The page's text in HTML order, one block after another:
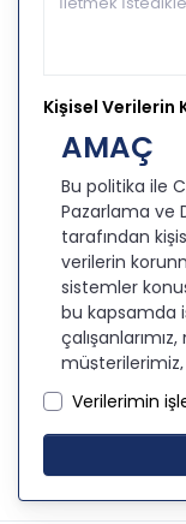
Kişisel Verilerin
AMAÇ
Bu politika ile
Pazarlama ve
tarafından
verilerin
sistemler
bu kapsamda
müşterilerimiz,
üzer kişisel
kişilerin
KİŞİSEL
Verilerimin